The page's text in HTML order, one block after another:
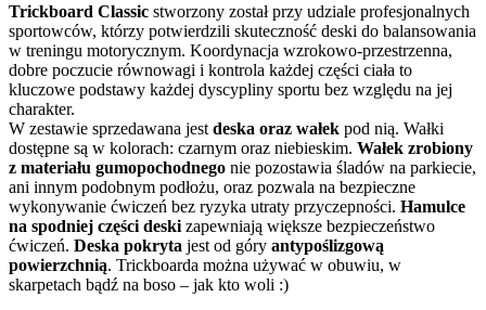
Trickboard Classic stworzony został przy udziale profesjonalnych
sportowców, którzy potwierdzili skuteczność deski do balansowania
w treningu motorycznym. Koordynacja wzrokowo-przestrzenna,
dobre poczucie równowagi i kontrola każdej części ciała to
kluczowe podstawy każdej dyscypliny sportu bez względu na jej
charakter.
W zestawie sprzedawana jest deska oraz wałek pod nią. Wałki
dostępne są w kolorach: czarnym oraz niebieskim. Wałek zrobiony
z materiału gumopochodnego nie pozostawia śladów na parkiecie,
ani innym podobnym podłożu, oraz pozwala na bezpieczne
wykonywanie ćwiczeń bez ryzyka utraty przyczepności. Hamulce
na spodniej części deski zapewniają większe bezpieczeństwo
ćwiczeń. Deska pokryta jest od góry antypoślizgową
powierzchnią. Trickboarda można używać w obuwiu, w
skarpetach bądź na boso – jak kto woli :)